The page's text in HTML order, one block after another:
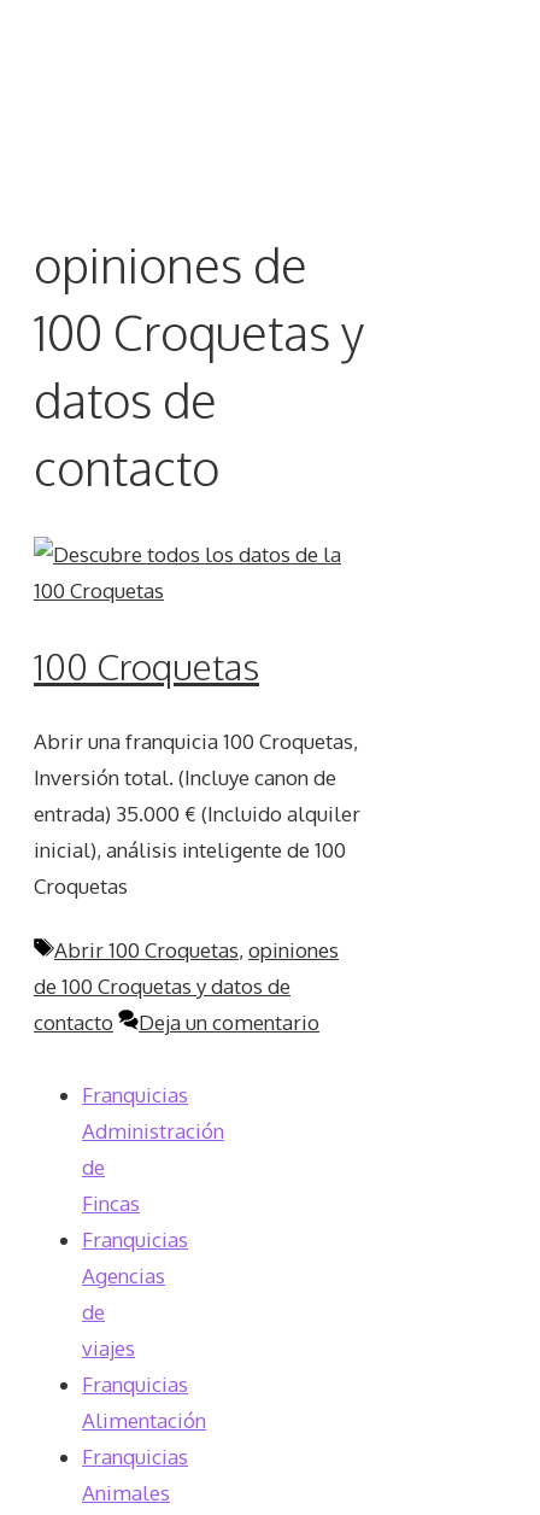
opiniones de
100 Croquetas y
datos de
contacto
100 Croquetas
Abrir una franquicia 100 Croquetas,
Inversión total. (Incluye canon de
entrada) 35.000 € (Incluido alquiler
inicial), análisis inteligente de 100
Croquetas
Etiquetas
Abrir 100 Croquetas, opiniones
de 100 Croquetas y datos de
contacto
Deja un comentario
Franquicias
Administración
de
Fincas
Franquicias
Agencias
de
viajes
Franquicias
Alimentación
Franquicias
Animales